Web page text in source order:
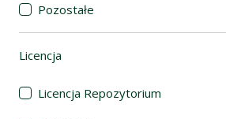
Pozostałe
Licencja
Licencja Repozytorium